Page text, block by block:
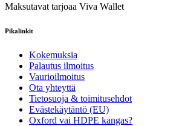
Maksutavat tarjoaa Viva Wallet
Pikalinkit
Kokemuksia
Palautus ilmoitus
Vaurioilmoitus
Ota yhteyttä
Tietosuoja & toimitusehdot
Evästekäytäntö (EU)
Oxford vai HDPE kangas?